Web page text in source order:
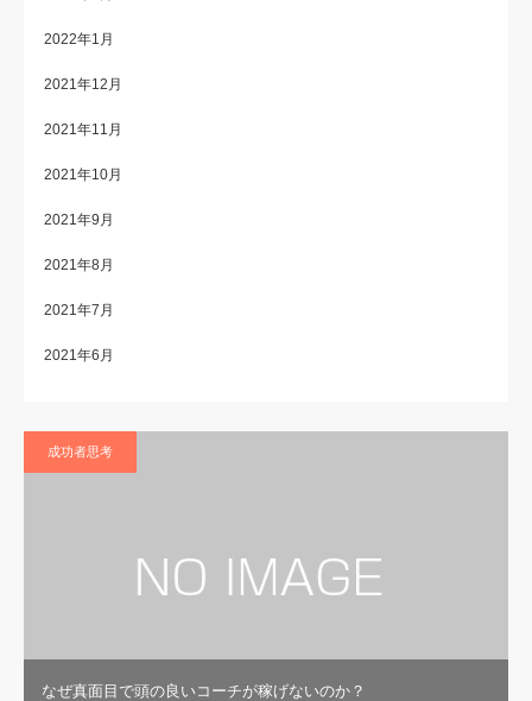
2022年1月
2021年12月
2021年11月
2021年10月
2021年9月
2021年8月
2021年7月
2021年6月
成功者思考
なぜ真面目で頭の良いコーチが稼げないのか？